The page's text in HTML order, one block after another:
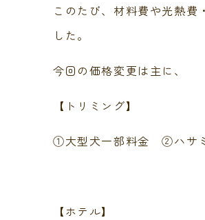
このたび、材料費や光熱費
した。
今回の価格変更は主に、
【トリミング】
①大型犬一部料金 ②ハサミ
【ホテル】